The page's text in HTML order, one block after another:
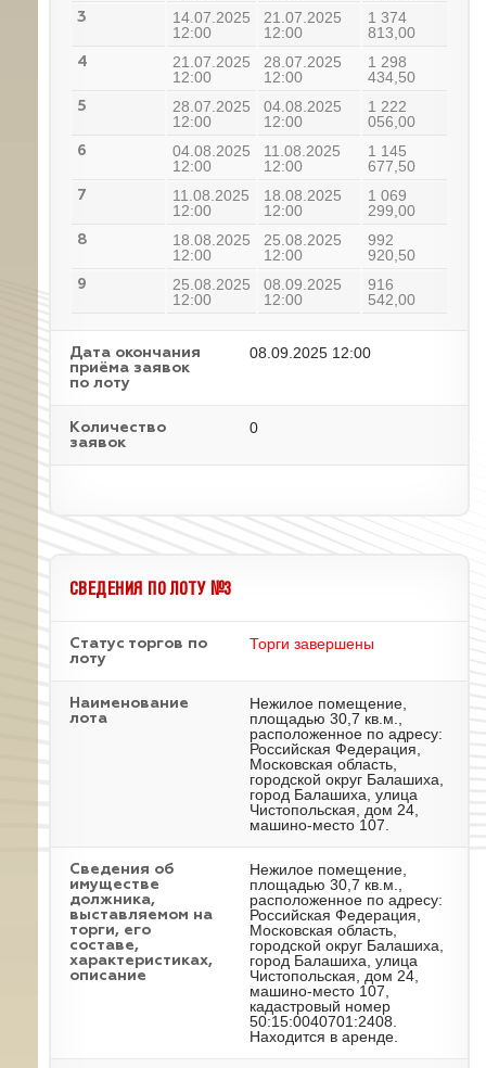
3
14.07.2025
12:00
21.07.2025
12:00
1 374
813,00
4
21.07.2025
12:00
28.07.2025
12:00
1 298
434,50
5
28.07.2025
12:00
04.08.2025
12:00
1 222
056,00
6
04.08.2025
12:00
11.08.2025
12:00
1 145
677,50
7
11.08.2025
12:00
18.08.2025
12:00
1 069
299,00
8
18.08.2025
12:00
25.08.2025
12:00
992
920,50
9
25.08.2025
12:00
08.09.2025
12:00
916
542,00
Дата окончания
приёма заявок
по лоту
08.09.2025 12:00
Количество
заявок
0
СВЕДЕНИЯ ПО ЛОТУ №3
Статус торгов по
лоту
Торги завершены
Наименование
лота
Нежилое помещение,
площадью 30,7 кв.м.,
расположенное по адресу:
Российская Федерация,
Московская область,
городской округ Балашиха,
город Балашиха, улица
Чистопольская, дом 24,
машино-место 107.
Cведения об
имуществе
должника,
выставляемом на
торги, его
составе,
характеристиках,
описание
Нежилое помещение,
площадью 30,7 кв.м.,
расположенное по адресу:
Российская Федерация,
Московская область,
городской округ Балашиха,
город Балашиха, улица
Чистопольская, дом 24,
машино-место 107,
кадастровый номер
50:15:0040701:2408.
Находится в аренде.